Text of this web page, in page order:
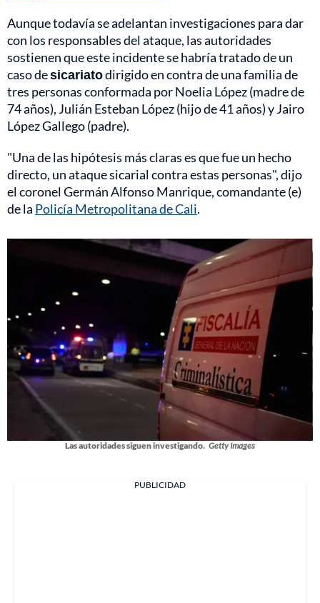
Aunque todavía se adelantan investigaciones para dar
con los responsables del ataque, las autoridades
sostienen que este incidente se habría tratado de un
caso desicariatodirigido en contra de una familia de
tres personas conformada por Noelia López (madre de
74 años), Julián Esteban López (hijo de 41 años) y Jairo
López Gallego (padre).
"Una de las hipótesis más claras es que fue un hecho
directo, un ataque sicarial contra estas personas", dijo
el coronel Germán Alfonso Manrique, comandante (e)
de la Policía Metropolitana de Cali.
Las autoridades siguen investigando. Getty Images
PUBLICIDAD